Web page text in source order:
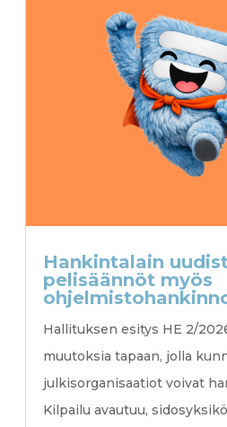
Hankintalain
pelisäännöt myös
Hallituksen esitys HE 2/
muutoksia tapaan, jolla
julkisorganisaatiot voivat
Kilpailu avautuu,